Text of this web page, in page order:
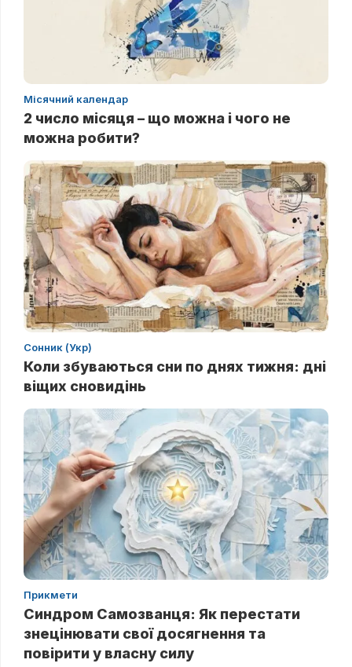
Місячний календар
2 число місяця – що можна і чого не
можна робити?
Сонник (Укр)
Коли збуваються сни по днях тижня: дні
віщих сновидінь
Прикмети
Синдром Самозванця: Як перестати
знецінювати свої досягнення та
повірити у власну силу